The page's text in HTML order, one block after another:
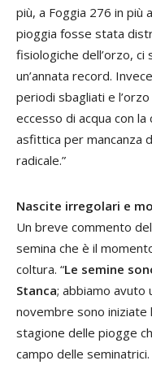
più, a Foggia 276 in più
pioggia fosse stata
fisiologiche dell’orzo,
un’annata record.
periodi sbagliati e
eccesso di acqua con
asfittica per mancanza
radicale.”
Nascite irregolari e
Un breve commento
semina che è il
coltura. “Le semine
Stanca; abbiamo avuto
novembre sono iniziate
stagione delle piogge
campo delle seminatrici.